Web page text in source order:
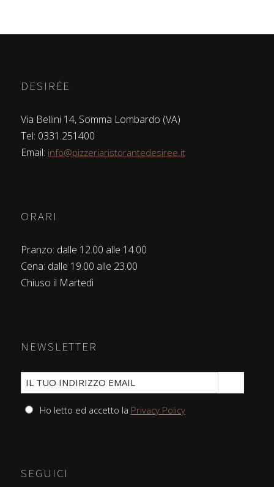
DESIRÈE
Via Bellini 14, Somma Lombardo (VA)
Tel: 0331.251400
Email: info@pizzeriaristorantedesiree.it
ORARI
Pranzo: dalle 12.00 alle 14.00
Cena: dalle 19.00 alle 23.00
Chiuso il Martedì
NEWSLETTER
Ho letto ed accetto la Privacy Policy
SEGUICI